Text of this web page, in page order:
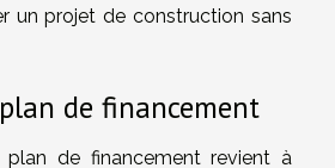
un projet de construction sans
de financement
plan de financement revient à